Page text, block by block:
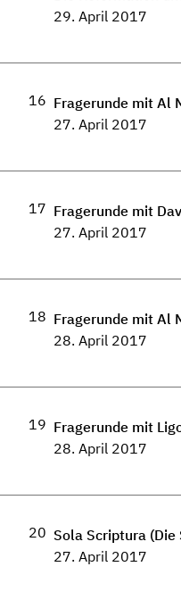
29. April 2017
16 Fragerunde mit Al
27. April 2017
17 Fragerunde mit
27. April 2017
18 Fragerunde mit Al
28. April 2017
19 Fragerunde mit
28. April 2017
20 Sola Scriptura
27. April 2017